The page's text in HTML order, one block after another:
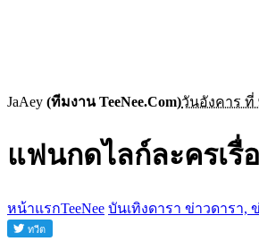
JaAey (ทีมงาน TeeNee.Com)วันอังคาร ที่
แฟนกดไลก์ละครเ
หน้าแรกTeeNee บันเทิงดารา ข่าวดารา,